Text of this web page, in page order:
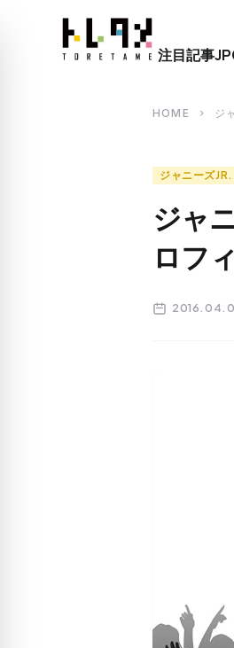
注目記事
HOME chevron_right ジ
ジャニーズJR.
ジャ
ロフ